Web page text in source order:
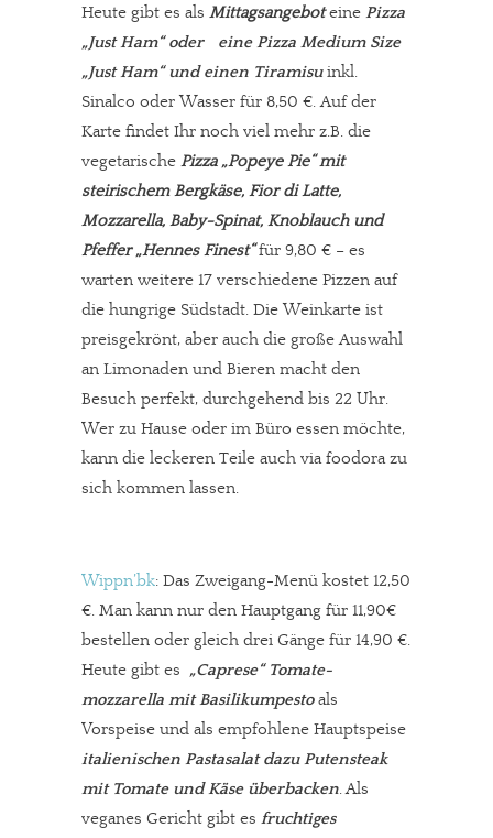
Heute gibt es als Mittagsangeboteine Pizza
„Just Ham“ oder eine Pizza Medium Size
„Just Ham“ und einen Tiramisuinkl.
Sinalco oder Wasser für 8,50 €. Auf der
Karte findet Ihr noch viel mehr z.B. die
vegetarische Pizza „Popeye Pie“ mit
steirischem Bergkäse, Fior di Latte,
Mozzarella, Baby-Spinat, Knoblauch und
Pfeffer „Hennes Finest“für 9,80 € – es
warten weitere 17 verschiedene Pizzen auf
die hungrige Südstadt. Die Weinkarte ist
preisgekrönt, aber auch die große Auswahl
an Limonaden und Bieren macht den
Besuch perfekt, durchgehend bis 22 Uhr.
Wer zu Hause oder im Büro essen möchte,
kann die leckeren Teile auch via foodora zu
sich kommen lassen.
Wippn’bk: Das Zweigang-Menü kostet 12,50
€. Man kann nur den Hauptgang für 11,90€
bestellen oder gleich drei Gänge für 14,90 €.
Heute gibt es „Caprese“ Tomate-
mozzarella mit Basilikumpestoals
Vorspeise und als empfohlene Hauptspeise
italienischen Pastasalat dazu Putensteak
mit Tomate und Käse überbacken. Als
veganes Gericht gibt es fruchtiges